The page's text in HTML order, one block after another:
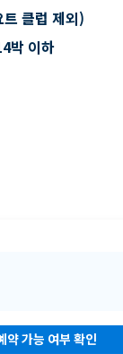
클럽 제외)
박 이하
약 가능 여부 확인